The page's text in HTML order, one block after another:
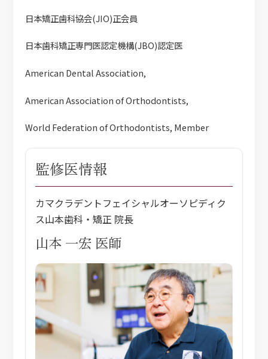
日本矯正歯科協会(JIO)正会員
日本歯科矯正専門医認定機構(JBO)認定医
American Dental Association,
American Association of Orthodontists,
World Federation of Orthodontists, Member
監修医情報
カマクラデントフェイシャルオーソピディク
ス山本歯科・矯正 院長
山本 一宏 医師